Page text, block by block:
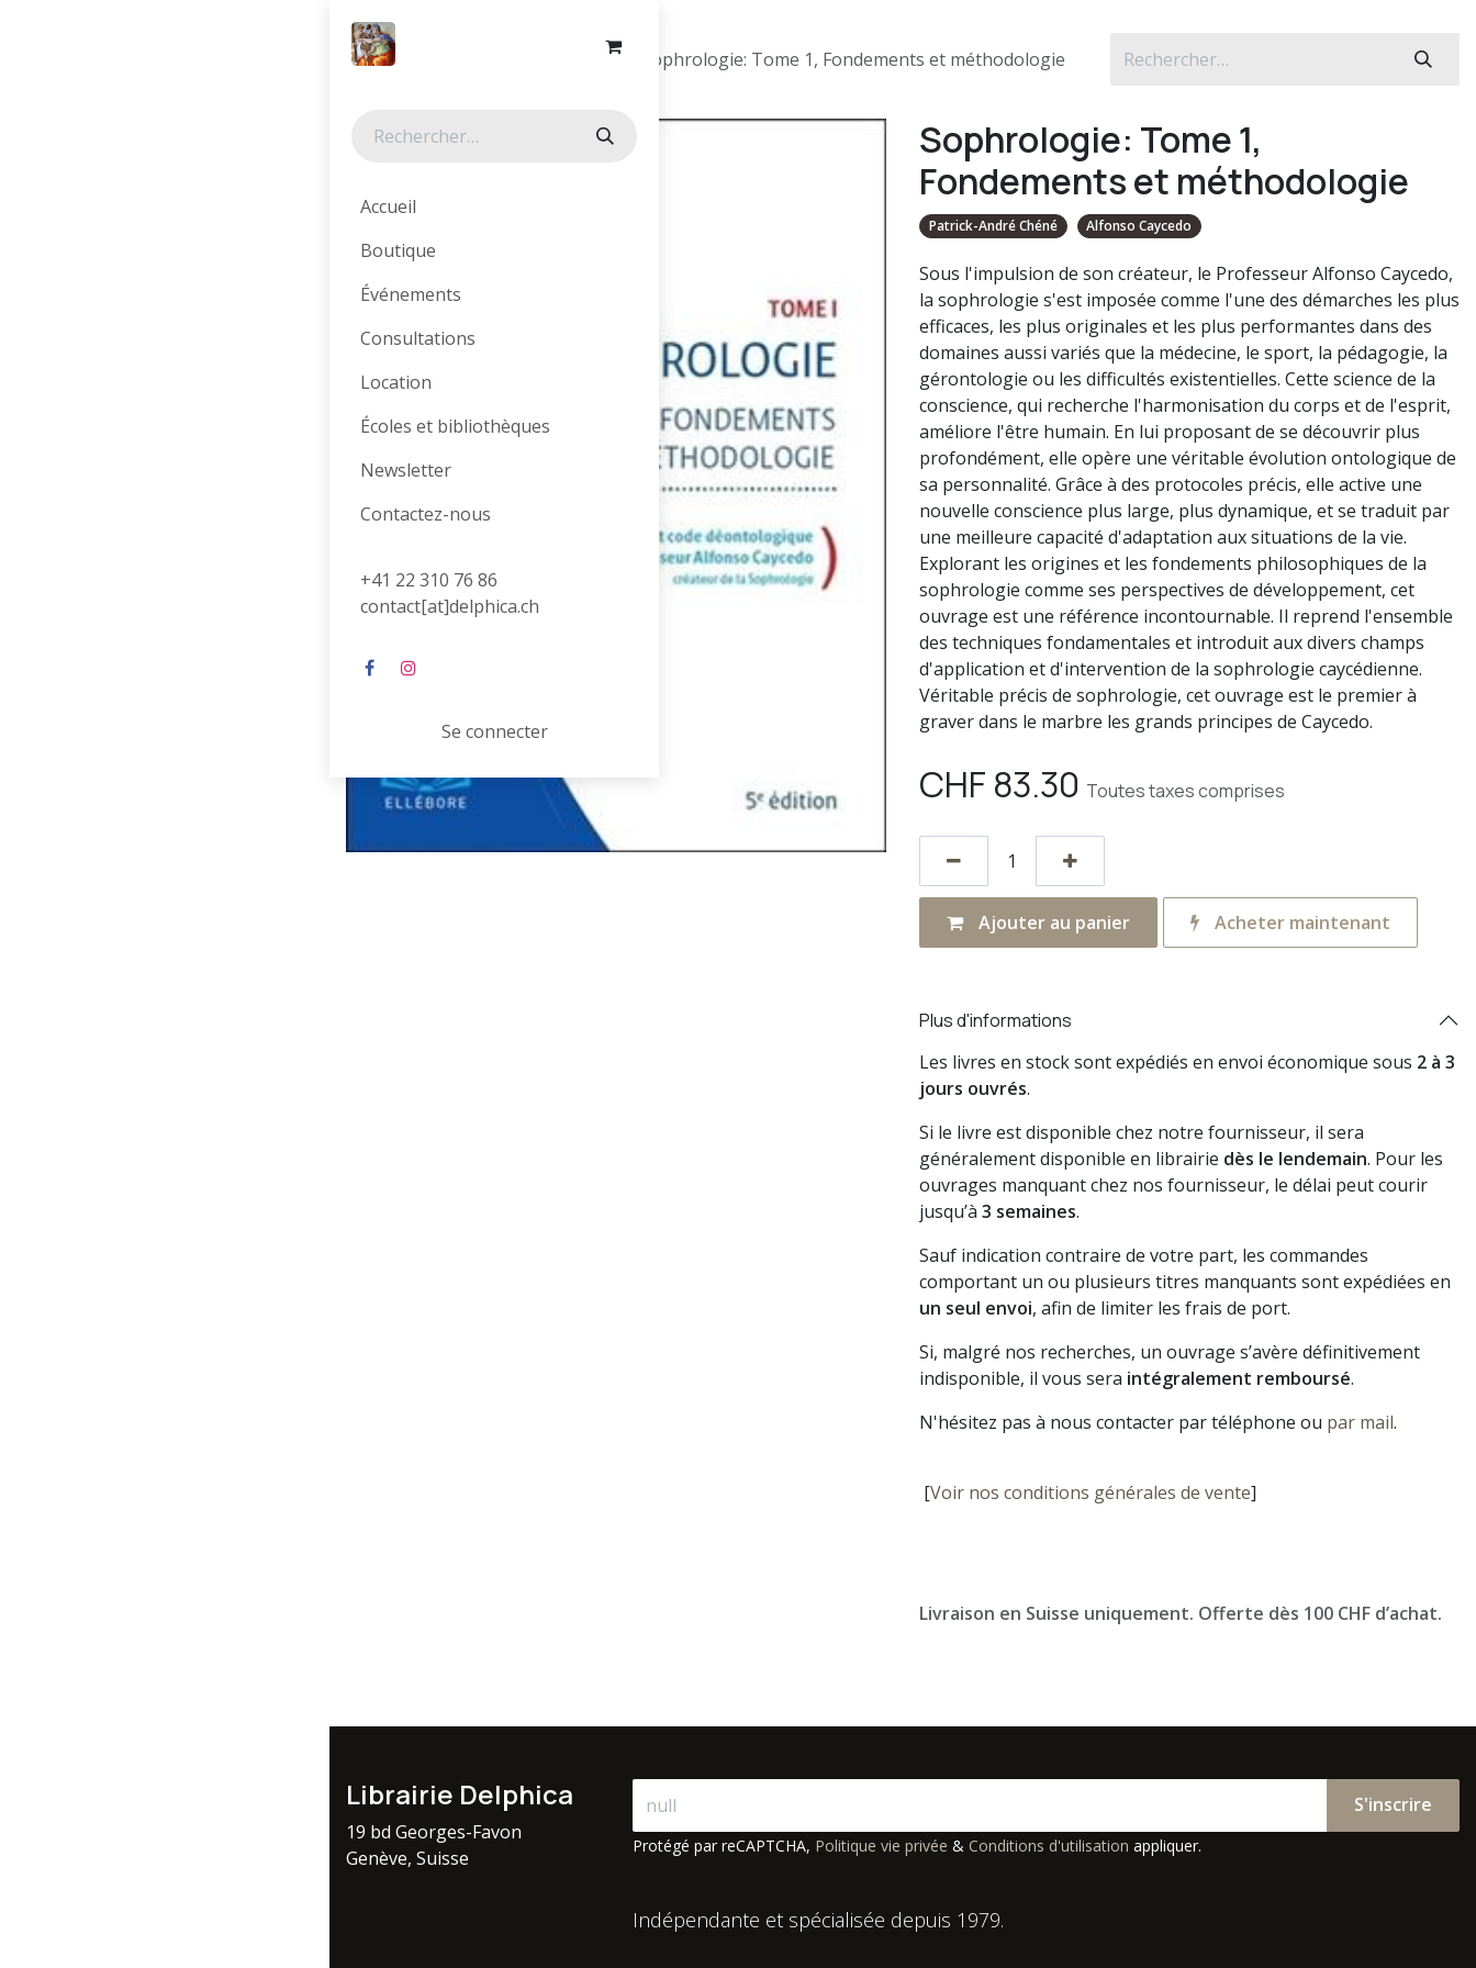
Accueil
Boutique
Événements
Consultations
Location
Écoles et bibliothèques
Newsletter
Contactez-nous
+41 22 310 76 86
contact[at]delphica.ch
Se connecter
Tous les produits Sophrologie Sophrologie: Tome 1, Fondements et méthodologie
Sophrologie: Tome 1,
Fondements et méthodologie
Patrick-André Chéné Alfonso Caycedo
Sous l'impulsion de son créateur, le Professeur Alfonso Caycedo,
la sophrologie s'est imposée comme l'une des démarches les plus
efficaces, les plus originales et les plus performantes dans des
domaines aussi variés que la médecine, le sport, la pédagogie, la
gérontologie ou les difficultés existentielles. Cette science de la
conscience, qui recherche l'harmonisation du corps et de l'esprit,
améliore l'être humain. En lui proposant de se découvrir plus
profondément, elle opère une véritable évolution ontologique de
sa personnalité. Grâce à des protocoles précis, elle active une
nouvelle conscience plus large, plus dynamique, et se traduit par
une meilleure capacité d'adaptation aux situations de la vie.
Explorant les origines et les fondements philosophiques de la
sophrologie comme ses perspectives de développement, cet
ouvrage est une référence incontournable. Il reprend l'ensemble
des techniques fondamentales et introduit aux divers champs
d'application et d'intervention de la sophrologie caycédienne.
Véritable précis de sophrologie, cet ouvrage est le premier à
graver dans le marbre les grands principes de Caycedo.
CHF 83.30 Toutes taxes comprises
Ajouter au panier Acheter maintenant
Plus d'informations
Les livres en stock sont expédiés en envoi économique sous 2 à 3
jours ouvrés.
Si le livre est disponible chez notre fournisseur, il sera
généralement disponible en librairie dès le lendemain. Pour les
ouvrages manquant chez nos fournisseur, le délai peut courir
jusqu’à 3 semaines.
Sauf indication contraire de votre part, les commandes
comportant un ou plusieurs titres manquants sont expédiées en
un seul envoi, afin de limiter les frais de port.
Si, malgré nos recherches, un ouvrage s’avère définitivement
indisponible, il vous sera intégralement remboursé.
N'hésitez pas à nous contacter par téléphone ou par mail.
[Voir nos conditions générales de vente]
Livraison en Suisse uniquement. Offerte dès 100 CHF d’achat.
Librairie Delphica
19 bd Georges-Favon
Genève, Suisse
S'inscrire
Protégé par reCAPTCHA, Politique vie privée & Conditions d'utilisation appliquer.
Indépendante et spécialisée depuis 1979.